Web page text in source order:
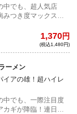
中でも、超人気店
みつき度マックスの
好きにもたまらな
1,370円
(税込1,480円)
ーメン
イアの雄！超ハイレ
中でも、一際注目度
ギが降臨！連日長